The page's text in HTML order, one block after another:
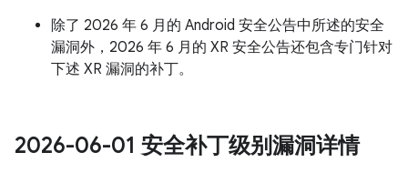
除了 2026 年 6 月的 Android 安全公告中所述的安全
漏洞外，2026 年 6 月的 XR 安全公告还包含专门针对
下述 XR 漏洞的补丁。
2026-06-01 安全补丁级别漏洞详情